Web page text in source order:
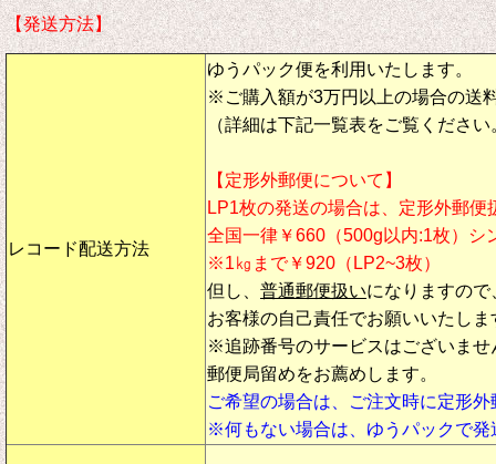
【発送方法】
レコード配送方法
ゆうパック便を利用いたします。
※ご購入額が3万円以上の場合の送
（詳細は下記一覧表をご覧ください
【定形外郵便について】
LP1枚の発送の場合は、定形外郵便
全国一律￥660（500g以内:1枚）シ
※1㎏まで￥920（LP2~3枚）
但し、 普通郵便扱いになりますの
お客様の自己責任でお願いいたしま
※追跡番号のサービスはございませ
郵便局留めをお薦めします。
ご希望の場合は、ご注文時に定形
※何もない場合は、ゆうパックで発